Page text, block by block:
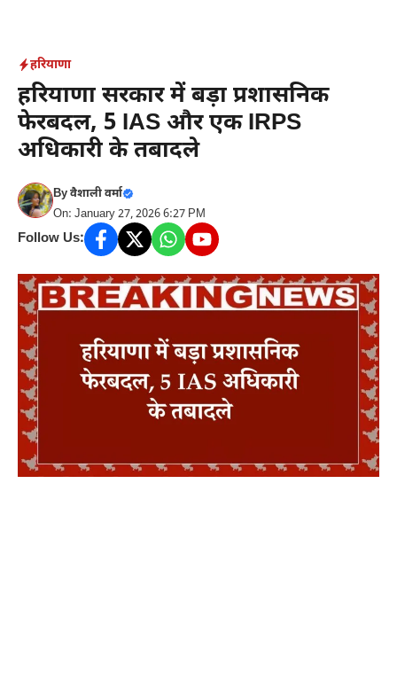
content
हरियाणा
हरियाणा सरकार में बड़ा प्रशासनिक
फेरबदल, 5 IAS और एक IRPS
अधिकारी के तबादले
Byवैशाली वर्मा
On: January 27, 2026 6:27 PM
Follow Us: